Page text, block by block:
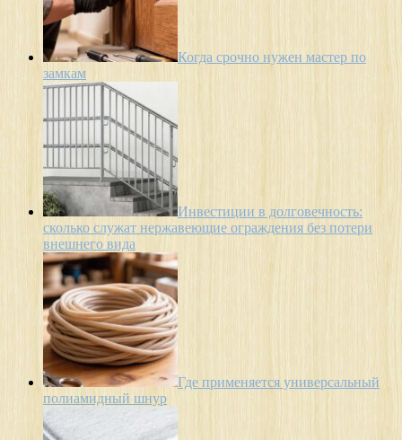
Когда срочно нужен мастер по
замкам
Инвестиции в долговечность:
сколько служат нержавеющие ограждения без потери
внешнего вида
Где применяется универсальный
полиамидный шнур